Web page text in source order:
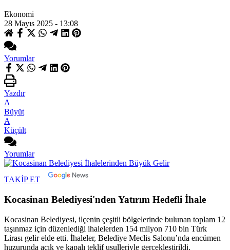
Ekonomi
28 Mayıs 2025 - 13:08
Yorumlar
Yazdır
A
Büyüt
A
Küçült
Yorumlar
TAKİP ET
Kocasinan Belediyesi'nden Yatırım Hedefli İhale
Kocasinan Belediyesi, ilçenin çeşitli bölgelerinde bulunan toplam 12
taşınmaz için düzenlediği ihalelerden 154 milyon 710 bin Türk
Lirası gelir elde etti. İhaleler, Belediye Meclis Salonu’nda encümen
huzurunda açık ve kapalı teklif usulleriyle gerçekleştirildi.